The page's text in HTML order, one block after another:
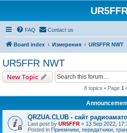
FAQ Contact us
Board index Измерения UR5FFR NWT
UR5FFR NWT
New Topic
8 topics • Page 1
QRZUA.CLUB - сайт
Last post by UR5FFR « 13 Sep 2022,
Posted in Приемники, передатчики,